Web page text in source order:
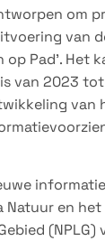
om
van
op Pad’. Het
van 2023
van
en het